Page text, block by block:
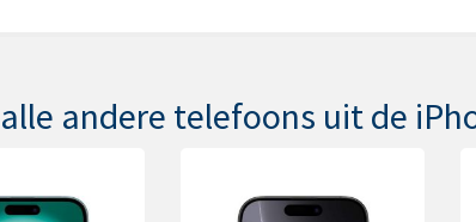
andere telefoons uit de